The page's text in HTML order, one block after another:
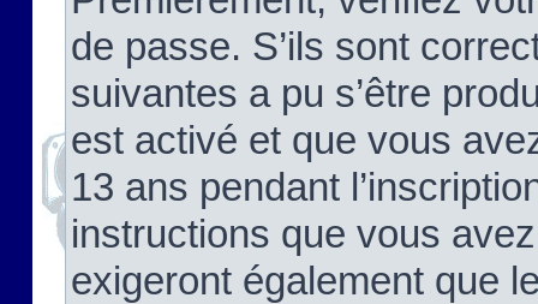
de passe. S’ils sont
suivantes a pu s’être
est activé et que vous
13 ans pendant
instructions que vous
exigeront également que